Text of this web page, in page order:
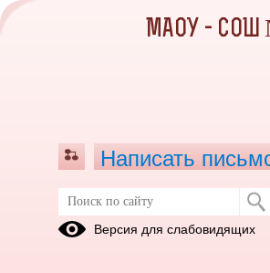
Как распознать
МАОУ - СОШ
Написать
Версия для слабовидящих